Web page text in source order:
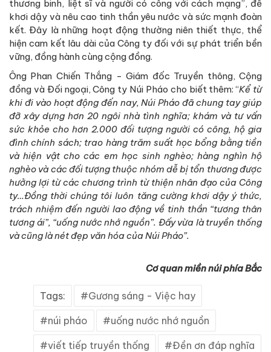
thương binh, liệt sĩ và người có công với cách mạng”, để
khơi dậy và nêu cao tinh thần yêu nước và sức mạnh đoàn
kết. Đây là những hoạt động thường niên thiết thực, thể
hiện cam kết lâu dài của Công ty đối với sự phát triển bền
vững, đồng hành cùng cộng đồng.
Ông Phan Chiến Thắng - Giám đốc Truyền thông, Cộng
đồng và Đối ngoại, Công ty Núi Pháo cho biết thêm: “Kể từ
khi đi vào hoạt động đến nay, Núi Pháo đã chung tay giúp
đỡ xây dựng hơn 20 ngôi nhà tình nghĩa; khám và tư vấn
sức khỏe cho hơn 2.000 đối tượng người có công, hộ gia
đình chính sách; trao hàng trăm suất học bổng bằng tiền
và hiện vật cho các em học sinh nghèo; hàng nghìn hộ
nghèo và các đối tượng thuộc nhóm dễ bị tổn thương được
hưởng lợi từ các chương trình từ thiện nhân đạo của Công
ty…Đồng thời chúng tôi luôn tăng cường khơi dậy ý thức,
trách nhiệm đến người lao động về tinh thần “tương thân
tương ái”, “uống nước nhớ nguồn”. Đấy vừa là truyền thống
và cũng là nét đẹp văn hóa của Núi Pháo”.
Cơ quan miền núi phía Bắc
Tags: Gương sáng - Việc hay
núi pháo uống nước nhớ nguồn
viết tiếp truyền thống Đền ơn đáp nghĩa